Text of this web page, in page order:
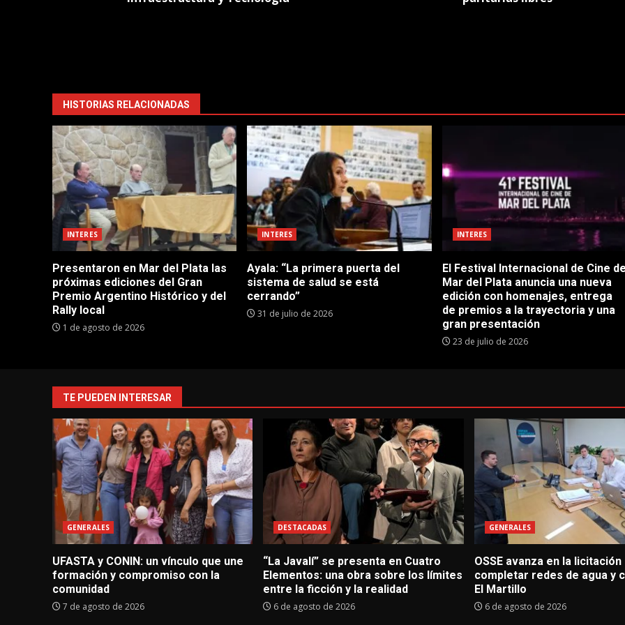
HISTORIAS RELACIONADAS
INTERES
Presentaron en Mar del Plata las
próximas ediciones del Gran
Premio Argentino Histórico y del
Rally local
1 de agosto de 2026
INTERES
Ayala: “La primera puerta del
sistema de salud se está
cerrando”
31 de julio de 2026
INTERES
El Festival Internacional de Cine
Mar del Plata anuncia una nueva
edición con homenajes, entrega
de premios a la trayectoria y una
gran presentación
23 de julio de 2026
TE PUEDEN INTERESAR
GENERALES
UFASTA y CONIN: un vínculo que une
formación y compromiso con la
comunidad
7 de agosto de 2026
DESTACADAS
“La Javalí” se presenta en Cuatro
Elementos: una obra sobre los límites
entre la ficción y la realidad
6 de agosto de 2026
GENERALES
OSSE avanza en la licitación
completar redes de agua y
El Martillo
6 de agosto de 2026